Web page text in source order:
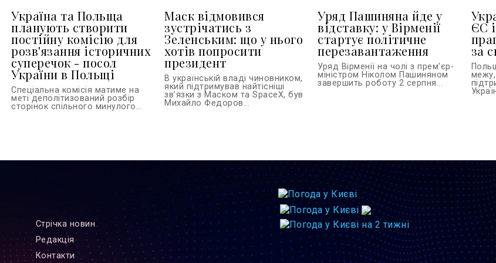
Україна та Польща
планують створити
постійну комісію для
розв'язання історичних
суперечок - посол
України в Польщі
Спеціальна комісія матиме на
меті деполітизований розбір
сторінок спільного минулого...
Маск відмовився
зустрічатись з
Зеленським: що у нього
хотів попросити
президент
В українській владі чиновником,
який підтримував найтісніші
зв’язки з Маском та SpaceX, був
Михайло Федоров...
Уряд Пашиняна йде у
відставку: у Вірменії
стартує політичне
перезавантаження
Уряд Вірменії на чолі з прем'єр-
міністром Ніколом Пашиняном
завершить роботу 2 серпня...
ЄС
за
Стрiчка новин
Редакцiя
Контакти